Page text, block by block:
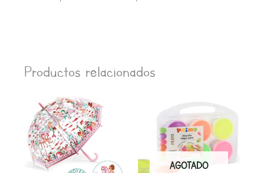
Productos relacionados
AGOTADO